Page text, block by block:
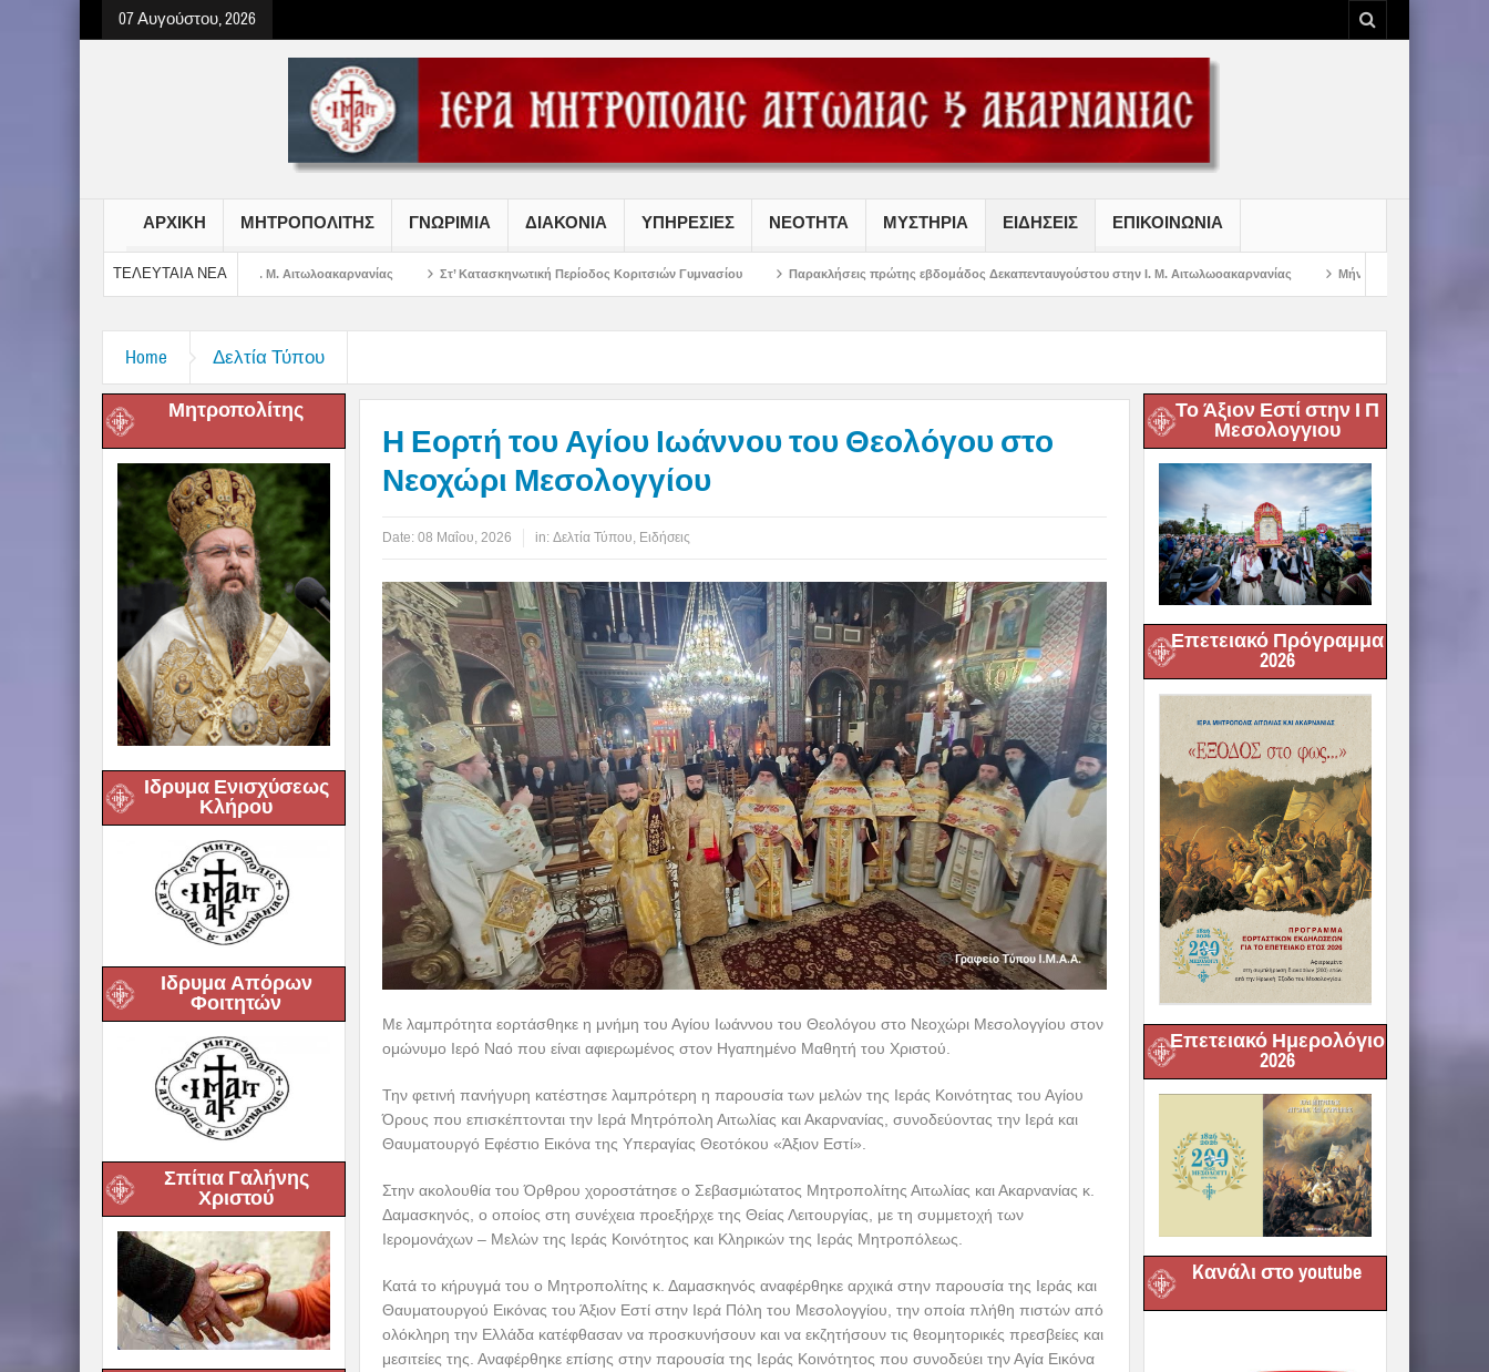
07 Αυγούστου, 2026
ΑΡΧΙΚΗ ΜΗΤΡΟΠΟΛΙΤΗΣ ΓΝΩΡΙΜΙΑ ΔΙΑΚΟΝΙΑ ΥΠΗΡΕΣΙΕΣ ΝΕΟΤΗΤΑ ΜΥΣΤΗΡΙΑ ΕΙΔΗΣΕΙΣ ΕΠΙΚΟΙΝΩΝΙΑ
ΤΕΛΕΥΤΑΙΑ ΝΕΑ
Χριστού στην Ι. Μ. Αιτωλοακαρνανίας Στ’ Κατασκηνωτική Περίοδος Κοριτσιών Γυμνασίου Παρακλήσεις πρώτης εβδομάδος Δεκαπενταυγούστου στην Ι. Μ. Αιτωλωοακαρνανίας Μήνυμα Σεβασμιωτάτου Μητροπολίτου
Home Δελτία Τύπου
Μητροπολίτης
Ιδρυμα Ενισχύσεως
Κλήρου
Ιδρυμα Απόρων
Φοιτητών
Σπίτια Γαλήνης
Χριστού
Η Εορτή του Αγίου Ιωάννου του Θεολόγου στο
Νεοχώρι Μεσολογγίου
Date: 08 Μαΐου, 2026 in: Δελτία Τύπου, Ειδήσεις
Με λαμπρότητα εορτάσθηκε η μνήμη του Αγίου Ιωάννου του Θεολόγου στο Νεοχώρι Μεσολογγίου στον
ομώνυμο Ιερό Ναό που είναι αφιερωμένος στον Ηγαπημένο Μαθητή του Χριστού.
Την φετινή πανήγυρη κατέστησε λαμπρότερη η παρουσία των μελών της Ιεράς Κοινότητας του Αγίου
Όρους που επισκέπτονται την Ιερά Μητρόπολη Αιτωλίας και Ακαρνανίας, συνοδεύοντας την Ιερά και
Θαυματουργό Εφέστιο Εικόνα της Υπεραγίας Θεοτόκου «Άξιον Εστί».
Στην ακολουθία του Όρθρου χοροστάτησε ο Σεβασμιώτατος Μητροπολίτης Αιτωλίας και Ακαρνανίας κ.
Δαμασκηνός, ο οποίος στη συνέχεια προεξήρχε της Θείας Λειτουργίας, με τη συμμετοχή των
Ιερομονάχων – Μελών της Ιεράς Κοινότητος και Κληρικών της Ιεράς Μητροπόλεως.
Κατά το κήρυγμά του ο Μητροπολίτης κ. Δαμασκηνός αναφέρθηκε αρχικά στην παρουσία της Ιεράς και
Θαυματουργού Εικόνας του Άξιον Εστί στην Ιερά Πόλη του Μεσολογγίου, την οποία πλήθη πιστών από
ολόκληρη την Ελλάδα κατέφθασαν να προσκυνήσουν και να εκζητήσουν τις θεομητορικές πρεσβείες και
μεσιτείες της. Αναφέρθηκε επίσης στην παρουσία της Ιεράς Κοινότητος που συνοδεύει την Αγία Εικόνα
Το Άξιον Εστί στην Ι Π
Μεσολογγιου
Επετειακό Πρόγραμμα
2026
Επετειακό Ημερολόγιο
2026
Kανάλι στο youtube